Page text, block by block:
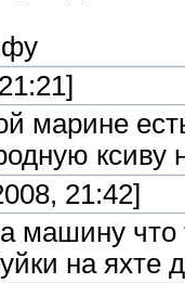
марине
ксиву
21:42]
машину
на яхте